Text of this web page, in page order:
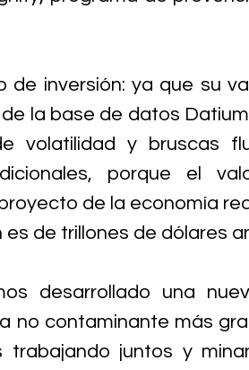
de inversión: ya que su
la base de datos
volatilidad y bruscas
porque el
de la economía
es de trillones de dólares
desarrollado una
no contaminante más
trabajando juntos y